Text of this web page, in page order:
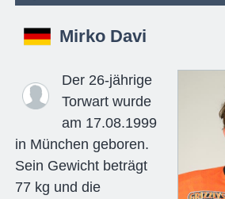
Mirko Davi
Der 26-jährige
Torwart wurde
am 17.08.1999
in München geboren.
Sein Gewicht beträgt
77 kg und die